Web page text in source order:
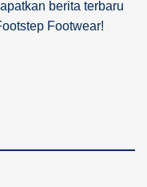
berita terbaru
Footwear!